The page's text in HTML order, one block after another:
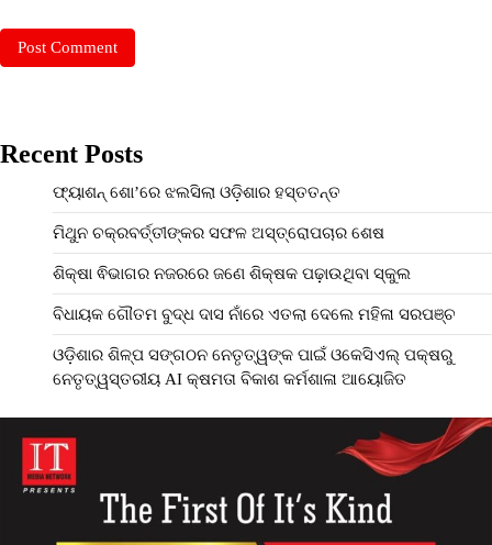
Recent Posts
ଫ୍ୟାଶନ୍‌ ଶୋ’ରେ ଝଲସିଲା ଓଡ଼ିଶାର ହସ୍ତତନ୍ତ
ମିଥୁନ ଚକ୍ରବର୍ତ୍ତୀଙ୍କର ସଫଳ ଅସ୍ତ୍ରୋପଚାର ଶେଷ
ଶିକ୍ଷା ଵିଭାଗର ନଜରରେ ଜଣେ ଶିକ୍ଷକ ପଢ଼ାଉଥିବା ସ୍କୁଲ
ବିଧାୟକ ଗୌତମ ବୁଦ୍ଧ ଦାସ ନାଁରେ ଏତଲା ଦେଲେ ମହିଳା ସରପଞ୍ଚ
ଓଡ଼ିଶାର ଶିଳ୍ପ ସଙ୍ଗଠନ ନେତୃତ୍ୱଙ୍କ ପାଇଁ ଓକେସିଏଲ୍ ପକ୍ଷରୁ
ନେତୃତ୍ୱସ୍ତରୀୟ AI କ୍ଷମତା ବିକାଶ କର୍ମଶାଳା ଆୟୋଜିତ